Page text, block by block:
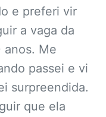
e preferi vir
a vaga da
anos. Me
passei e vi
surpreendida.
que ela